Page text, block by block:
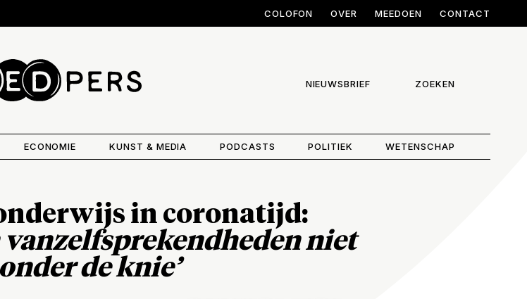
COLOFON OVER MEEDOEN CONTACT
NIEUWSBRIEF ZOEKEN
ECONOMIE KUNST & MEDIA PODCASTS POLITIEK WETENSCHAP
in coronatijd:
vanzelfsprekendheden niet
de knie’